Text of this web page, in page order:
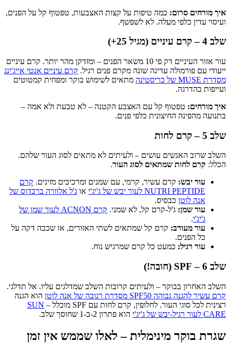
איך מורחים סרום: כמה טיפות על קצות האצבעות, טפטוף קל על הפנים,
ועיסוי עדין כלפי מעלה. לא לשפשף.
שלב 4 – קרם עיניים (מגיל 25+)
עור אזור העיניים דק פי 10 משאר הפנים – ומזדקן מהר יותר. קרם עיניים
ייעודי עם פורמולה עדינה שונה מקרם פנים רגיל. קרם עיניים אנטי אייג'ינג
מסדרת MUSE של כריסטינה
מתאים לשימוש בוקר ומפחית קמטוטים
ועייפות בהדרגה.
איך מורחים: טפטוף קל עם האצבע הקטנה – לא טבעת ולא אמה –
בתנועה מהפינה החיצונית כלפי פנים.
שלב 5 – קרם לחות
השלב שרוב האנשים עושים – ולעיתים לא מתאים לסוג העור שלהם.
הכלל: קרם לחות שמתאים לסוג העור.
עור יבש: קרם עשיר, קרמי, עם שמנים ומרכיבים מזינים. קרם
NUTRI PEPTIDE לעור יבש של ג'יג'י
או ג'ל אלוורה ברבדוס של
אנה לוטן כבסיס.
עור שמן: ג'ל-קרם קל, לא שמני.
קרם ACNON לעור שמן של
ג'יג'י.
עור מעורב: קרם קל שמתאים לשתי האזורים, או שכבה דקה על
כל הפנים.
עור רגיל: כמעט כל קרם שמרגיש נוח.
שלב 6 – SPF (חובה!)
השלב האחרון בבוקר – ולעיתים קרובות השלב שמדלגים עליו. אל תדלגי.
קרם עשיר להגנה גבוהה SPF50 מסדרת רנובה של אנה לוטן
הוא הגנה
רצינית לכל סוגי העור. לחלופין, קרם לחות עם SPF מוכלל –
SUN
CARE לעור רגיל-יבש של ג'יג'י
הוא פתרון 2-ב-1 שחוסך שלב.
שגרת בוקר מינימלית – לאלו שממש אין זמן